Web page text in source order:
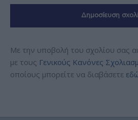
Με την υποβολή του σχολίου σας
με τους Γενικούς Κανόνες
οποίους μπορείτε να διαβάσετε